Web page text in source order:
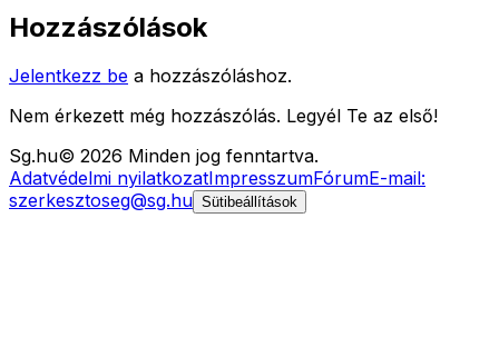
Hozzászólások
Jelentkezz be a hozzászóláshoz.
Nem érkezett még hozzászólás. Legyél Te az első!
Sg.hu© 2026 Minden jog fenntartva.
Adatvédelmi nyilatkozatImpresszumFórumE-mail:
szerkesztoseg@sg.hu Sütibeállítások